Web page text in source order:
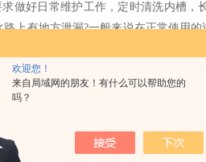
欢迎您！
来自局域网的朋友！有什么可以帮助您的
吗？
做好日常维护工作，定时清洗内槽
上有地方泄漏?一般来说在正常使用
水路中 的水泵、水管接头、外接水
对这很介意的话，降低房间温度或是除
修！
营：培养箱、试验箱、水浴锅、振荡
求定制产品，欢迎新老客户！